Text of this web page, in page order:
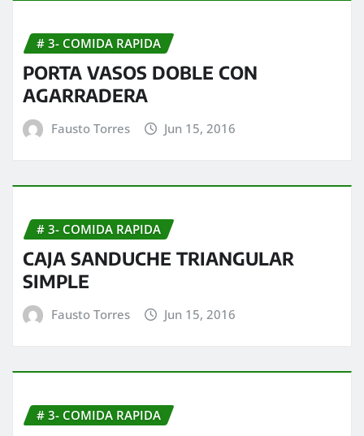
# 3- COMIDA RAPIDA
PORTA VASOS DOBLE CON
AGARRADERA
Fausto Torres Jun 15, 2016
# 3- COMIDA RAPIDA
CAJA SANDUCHE TRIANGULAR
SIMPLE
Fausto Torres Jun 15, 2016
# 3- COMIDA RAPIDA